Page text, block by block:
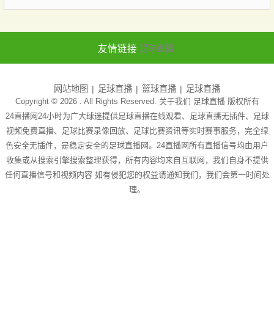
友情链接 足球直播
网站地图 足球直播 篮球直播 足球直播
Copyright © 2026 . All Rights Reserved. 关于我们 足球直播版权所有
24直播网24小时为广大球迷提供足球直播在线观看、足球直播无插件、足球
视频免费直播、足球比赛录像回放、足球比赛资讯等实时赛事服务，完全绿
色安全无插件，是稳定安全的足球直播网。24直播网所有直播信号均由用户
收集或从搜索引擎搜索整理获得，所有内容均来自互联网，我们自身不提供
任何直播信号和视频内容 如有侵犯您的权益请通知我们，我们会第一时间处
理。